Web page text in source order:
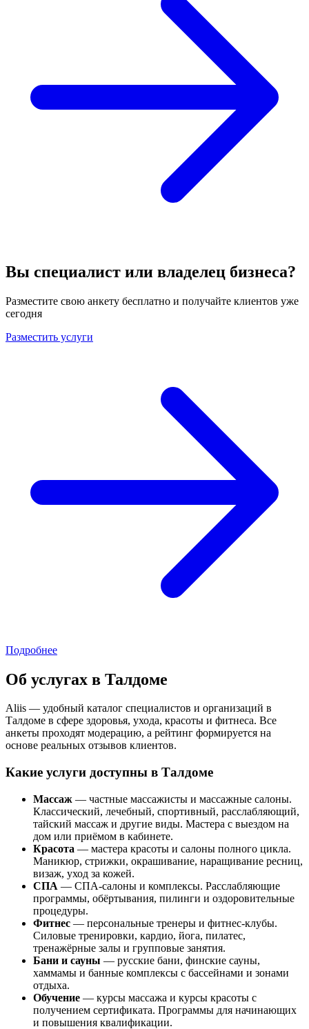
Вы специалист или владелец бизнеса?
Разместите свою анкету бесплатно и получайте клиентов уже
сегодня
Разместить услуги
Подробнее
Об услугах в Талдоме
Aliis — удобный каталог специалистов и организаций в
Талдоме в сфере здоровья, ухода, красоты и фитнеса. Все
анкеты проходят модерацию, а рейтинг формируется на
основе реальных отзывов клиентов.
Какие услуги доступны в Талдоме
Массаж — частные массажисты и массажные салоны.
Классический, лечебный, спортивный, расслабляющий,
тайский массаж и другие виды. Мастера с выездом на
дом или приёмом в кабинете.
Красота — мастера красоты и салоны полного цикла.
Маникюр, стрижки, окрашивание, наращивание ресниц,
визаж, уход за кожей.
СПА — СПА-салоны и комплексы. Расслабляющие
программы, обёртывания, пилинги и оздоровительные
процедуры.
Фитнес — персональные тренеры и фитнес-клубы.
Силовые тренировки, кардио, йога, пилатес,
тренажёрные залы и групповые занятия.
Бани и сауны — русские бани, финские сауны,
хаммамы и банные комплексы с бассейнами и зонами
отдыха.
Обучение — курсы массажа и курсы красоты с
получением сертификата. Программы для начинающих
и повышения квалификации.